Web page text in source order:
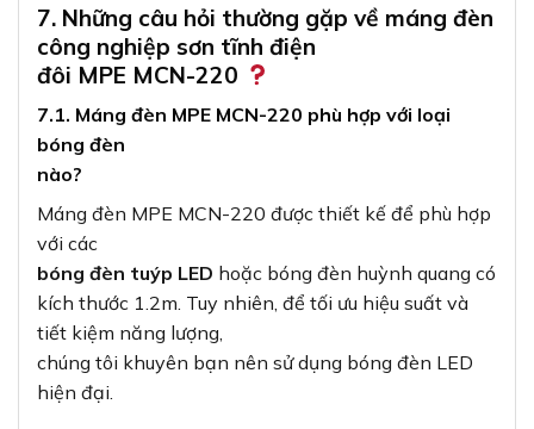
7. Những câu hỏi thường gặp về máng đèn
công nghiệp sơn tĩnh điện
đôi MPE MCN-220
7.1. Máng đèn MPE MCN-220 phù hợp với loại
bóng đèn
nào?
Máng đèn MPE MCN-220 được thiết kế để phù hợp
với các
bóng đèn tuýp LED hoặc bóng đèn huỳnh quang có
kích thước 1.2m. Tuy nhiên, để tối ưu hiệu suất và
tiết kiệm năng lượng,
chúng tôi khuyên bạn nên sử dụng bóng đèn LED
hiện đại.